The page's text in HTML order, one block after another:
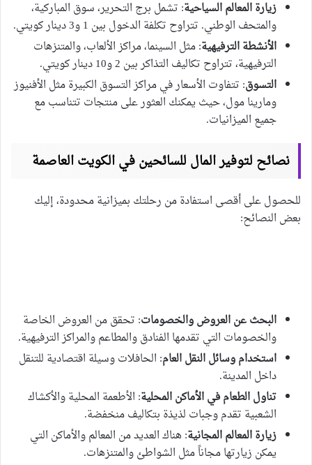
زيارة المعالم السياحية: تشمل برج التحرير، سوق المباركية،
والمتحف الوطني. تتراوح تكلفة الدخول بين 1 و3 دينار كويتي.
الأنشطة الترفيهية: مثل السينما، مراكز الألعاب، والمتنزهات
الترفيهية، تتراوح تكاليف التذاكر بين 2 و10 دينار كويتي.
التسوق: تتفاوت الأسعار في مراكز التسوق الكبيرة مثل الأفنيوز
ومارينا مول، حيث يمكنك العثور على منتجات تتناسب مع
جميع الميزانيات.
نصائح لتوفير المال للسائحين في الكويت العاصمة
للحصول على أقصى استفادة من رحلتك بميزانية محدودة، إليك
بعض النصائح:
البحث عن العروض والخصومات: تحقق من العروض الخاصة
والخصومات التي تقدمها الفنادق والمطاعم والمراكز الترفيهية.
استخدام وسائل النقل العام: الحافلات وسيلة اقتصادية للتنقل
داخل المدينة.
تناول الطعام في الأماكن المحلية: الأطعمة المحلية والأكشاك
الشعبية تقدم وجبات لذيذة بتكاليف منخفضة.
زيارة المعالم المجانية: هناك العديد من المعالم والأماكن التي
يمكن زيارتها مجاناً مثل الشواطئ والمتنزهات.